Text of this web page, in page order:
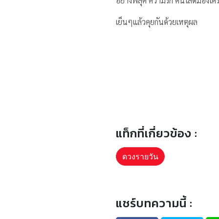
เย็นๆแล้วคุยกันด้วยเหตุผล
แท็กที่เกี่ยวข้อง :
ดวงรายวัน
แชร์บทความนี้ :